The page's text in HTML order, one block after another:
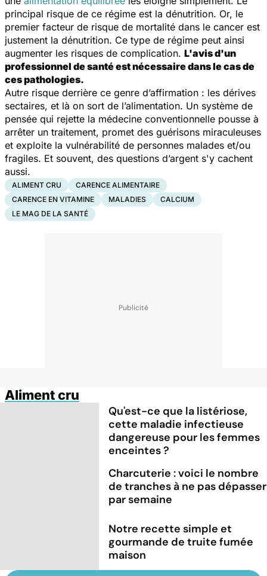
principal risque de ce régime est la dénutrition. Or, le
premier facteur de risque de mortalité dans le cancer est
justement la dénutrition. Ce type de régime peut ainsi
augmenter les risques de complication. L'avis d'un
professionnel de santé est nécessaire dans le cas de
ces pathologies.
Autre risque derrière ce genre d’affirmation : les dérives
sectaires, et là on sort de l’alimentation. Un système de
pensée qui rejette la médecine conventionnelle pousse à
arrêter un traitement, promet des guérisons miraculeuses
et exploite la vulnérabilité de personnes malades et/ou
fragiles. Et souvent, des questions d’argent s'y cachent
aussi.
ALIMENT CRU
CARENCE ALIMENTAIRE
CARENCE EN VITAMINE
MALADIES
CALCIUM
LE MAG DE LA SANTÉ
Aliment cru
Qu'est-ce que la listériose,
cette maladie infectieuse
dangereuse pour les femmes
enceintes ?
Charcuterie : voici le nombre
de tranches à ne pas dépasser
par semaine
Notre recette simple et
gourmande de truite fumée
maison